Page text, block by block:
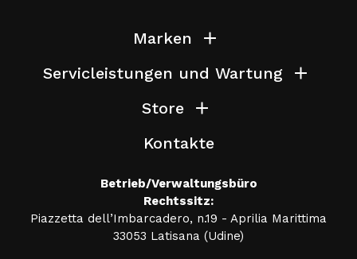
Marken
Servicleistungen und Wartung
Store
Kontakte
Betrieb/Verwaltungsbüro
Rechtssitz:
Piazzetta dell’Imbarcadero, n.19 - Aprilia Marittima
33053 Latisana (Udine)